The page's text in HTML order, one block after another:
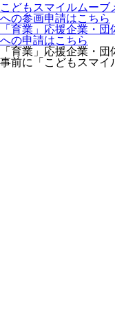
こどもスマイルムーブ
への参画申請はこちら
「育業」応援企業・団
への申請はこちら
「育業」応援企業・団
事前に「こどもスマイ